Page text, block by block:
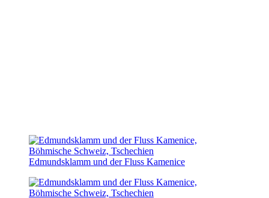
Edmundsklamm und der Fluss Kamenice